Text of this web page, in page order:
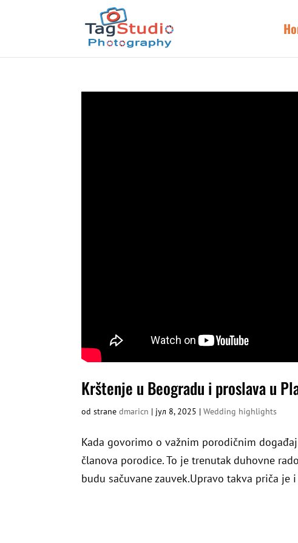
Krštenje u Beogradu i proslava u
od stranedmaricn | јул 8, 2025 |Wedding highlights
Kada govorimo o važnim porodičnim
članova porodice. To je trenutak duhovne
budu sačuvane zauvek.Upravo takva priča je